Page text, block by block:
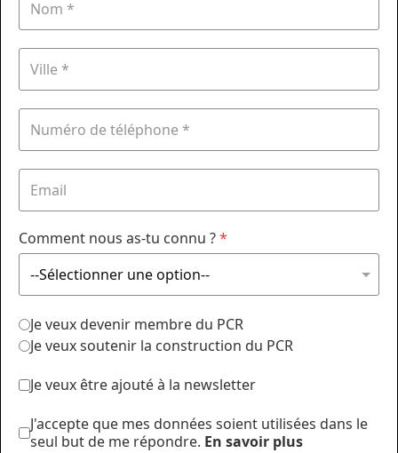
Comment nous as-tu connu ?*
Je veux devenir membre du PCR
Je veux soutenir la construction du PCR
Je veux être ajouté à la newsletter
J'accepte que mes données soient utilisées dans le
seul but de me répondre. En savoir plus